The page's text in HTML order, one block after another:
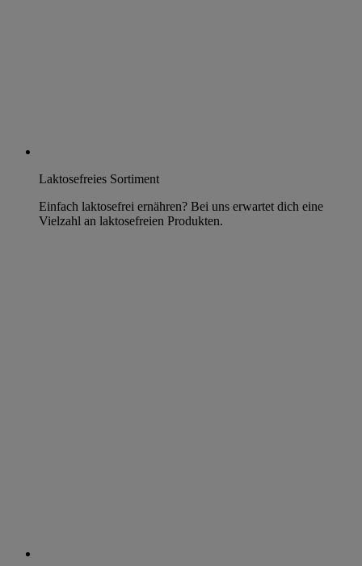
Laktosefreies Sortiment
Einfach laktosefrei ernähren? Bei uns erwartet dich eine
Vielzahl an laktosefreien Produkten.